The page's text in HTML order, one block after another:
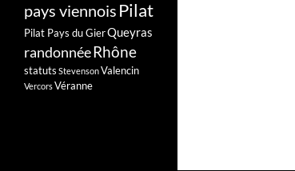
pays viennois Pilat
Pilat Pays du GierQueyras
randonnéeRhône
statuts StevensonValencin
VercorsVéranne